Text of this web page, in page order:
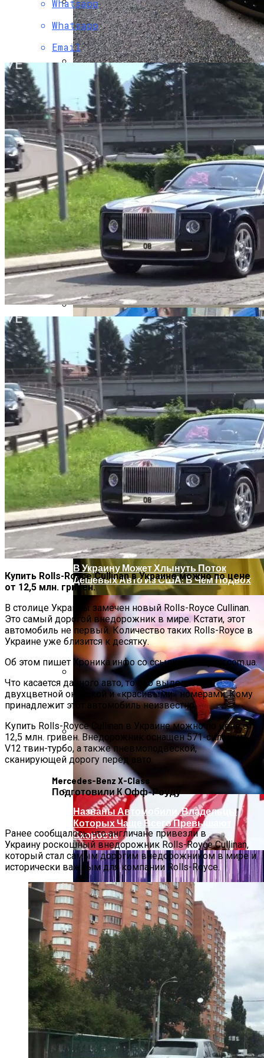
Развенчан Популярный Миф О Вреде
Рыбы
Назван Способ Быстро Восстановить
Организм После Праздников
Врачи Объяснили, Почему Нельзя
Часто Пить Кофе
Развенчан Популярный Миф О
Быстром Похудении
Зеленский Прибыл В Вашингтон За
Помощью Украине
Инаугурация Миели: Аргентина —
Резкий Поворот Направо
В Свободе Объяснили Низкий Процент
На Выборах В Раду
Женщине, Подкупавшей Избирателей,
Грозит Тюрьма
Симоненко Пытается Снять Запрет На
Деятельность КПУ
Жителей Монако Удивил Бэтмобиль На
Украинских Номерах
Цены От 17 Миллионов: В Житомире
Видели Rolls-Royce Phantom 2020
В Украину Может Хлынуть Поток
Дешевых Авто Из США: В Чем Подвох
Названы Автомобили, Владельцы
Которых Чаще Всего Превышают
Скорость
Whatsapp
Whatsapp
Email
Купить Rolls-Royce Cullinan в Украине можно по цене
от 12,5 млн. гривен.
В столице Украины замечен новый Rolls-Royce Cullinan.
Это самый дорогой внедорожник в мире. Кстати, этот
автомобиль не первый. Количество таких Rolls-Royce в
Украине уже близится к десятку.
Об этом пишет Хроника.инфо со ссылкой на hyser.com.ua.
Что касается данного авто, то оно выделяется
двухцветной окраской и «красивыми» номерами. Кому
принадлежит этот автомобиль неизвестно.
Купить Rolls-Royce Cullinan в Украине можно по цене от
12,5 млн. гривен. Внедорожник оснащен 571-сильным
V12 твин-турбо, а также пневмоподвеской,
сканирующей дорогу перед авто.
Mercedes-Benz X-Class
Подготовили К Офф-Роуду
Ранее сообщалось, что англичане привезли в
Украину роскошный внедорожник Rolls-Royce Cullinan,
который стал самым дорогим внедорожником в мире и
исторически важным для компании Rolls-Royce.